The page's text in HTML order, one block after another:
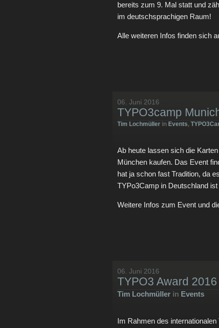
bereits zum 9. Mal statt und
im deutschsprachigen Raum!
Alle weiteren Infos finden sich
06. Juni 2016
TYPO3camp
Tim Lochmüller in Events,
Ab heute lassen sich die
München kaufen. Das Event
hat ja schon fast Tradition, da
TYPo3Camp in Deutschland ist
Weitere Infos zum Event und
06. Juni 2016
TYPO3 Award
Tim Lochmüller in Events
Im Rahmen des